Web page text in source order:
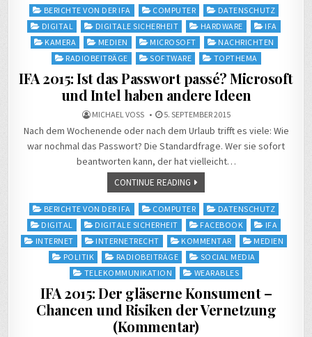
Posted
in
BERICHTE VON DER IFA COMPUTER
DATENSCHUTZ
DIGITAL
DIGITALE SICHERHEIT HARDWARE
IFA
KAMERA
MEDIEN MICROSOFT
NACHRICHTEN
RADIOBEITRÄGE
SOFTWARE TOPTHEMA
IFA 2015: Ist das Passwort passé? Microsoft
und Intel haben andere Ideen
MICHAEL VOSS 5. SEPTEMBER 2015
Nach dem Wochenende oder nach dem Urlaub trifft es viele: Wie
war nochmal das Passwort? Die Standardfrage. Wer sie sofort
beantworten kann, der hat vielleicht…
CONTINUE READING
Posted
in
BERICHTE VON DER IFA COMPUTER
DATENSCHUTZ
DIGITAL
DIGITALE SICHERHEIT FACEBOOK
IFA
INTERNET
INTERNETRECHT KOMMENTAR
MEDIEN
POLITIK
RADIOBEITRÄGE
SOCIAL MEDIA
TELEKOMMUNIKATION
WEARABLES
IFA 2015: Der gläserne Konsument –
Chancen und Risiken der Vernetzung
(Kommentar)